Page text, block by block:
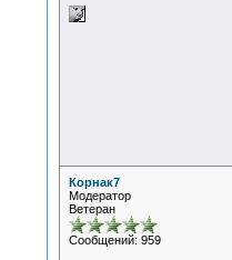
Корнак7
Модератор
Ветеран
Сообщений: 959